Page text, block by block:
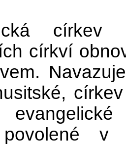
církví
v